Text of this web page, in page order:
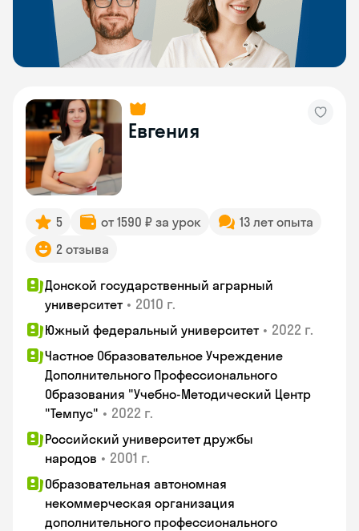
Евгения
5 от 1590 ₽ за урок
13 лет опыта
2 отзыва
Донской государственный аграрный
университет • 2010 г.
Южный федеральный университет • 2022 г.
Частное Образовательное Учреждение
Дополнительного Профессионального
Образования "Учебно-Методический Центр
"Темпус" • 2022 г.
Российский университет дружбы
народов • 2001 г.
Образовательная автономная
некоммерческая организация
дополнительного профессионального